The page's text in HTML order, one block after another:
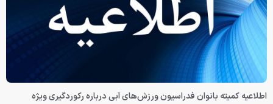
اطلاعیه کمیته بانوان فدراسیون ورزش‌های آبی درباره رکوردگیری ویژه